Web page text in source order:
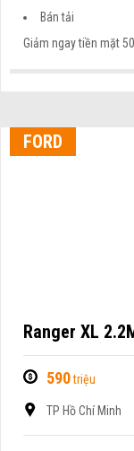
Bán tải
Giảm ngay tiền mặt
FORD
Ranger XL
590triệu
TP Hồ Chí Minh